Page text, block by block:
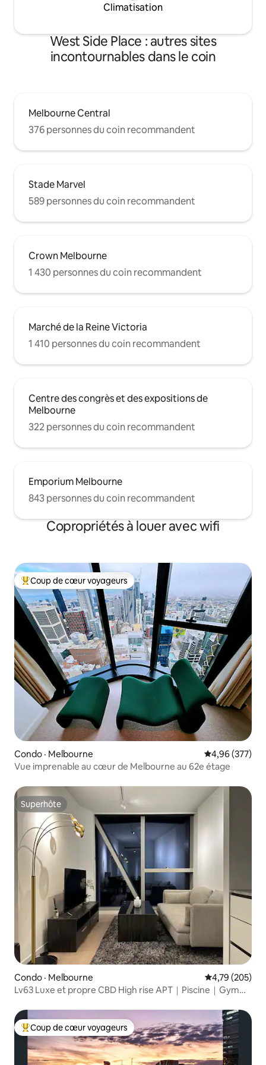
Climatisation
West Side Place : autres sites
incontournables dans le coin
Melbourne Central
376 personnes du coin recommandent
Stade Marvel
589 personnes du coin recommandent
Crown Melbourne
1 430 personnes du coin recommandent
Marché de la Reine Victoria
1 410 personnes du coin recommandent
Centre des congrès et des expositions de
Melbourne
322 personnes du coin recommandent
Emporium Melbourne
843 personnes du coin recommandent
Copropriétés à louer avec wifi
Coup de cœur voyageurs parmi les plus aimés
Coup de cœur voyageurs
Condo · Melbourne Note
4,96 (377)
Vue imprenable au cœur de Melbourne au 62e étage
Superhôte
Superhôte
Condo · Melbourne Note
4,79 (205)
Lv63 Luxe et propre CBD High rise APT｜Piscine｜Gym｜
Coup de cœur voyageurs parmi les plus aimés
Coup de cœur voyageurs